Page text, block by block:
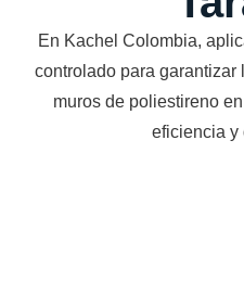
En Kachel Colombia,
controlado para
muros de poliestireno
eficiencia y